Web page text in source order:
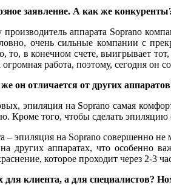
заявление. А как же
производитель аппарата Soprano
очень сильные компании с
то, в конечном счете, выигрывает
огромная работа, поэтому, сегодня он
он отличается от других
эпиляция на Soprano самая
Кроме того, чтобы сделать
– эпиляция на Soprano совершенно
других аппаратах, что
которое проходит через 2-3
для клиента, а для специалистов?